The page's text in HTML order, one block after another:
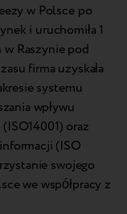
w Polsce po
i uruchomiła 1
Raszynie pod
firma uzyskała
systemu
wpływu
oraz
(ISO
swojego
we współpracy z